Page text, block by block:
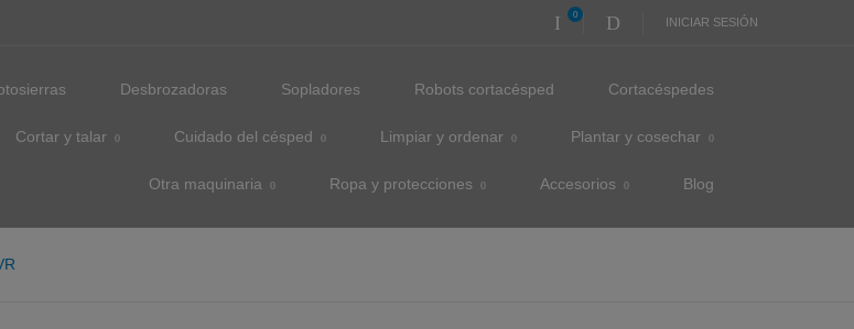
0
INICIAR SESIÓN
Desbrozadoras Sopladores Robots cortacésped Cortacéspedes
Cortar y talar Cuidado del césped Limpiar y ordenar Plantar y cosechar
Otra maquinaria Ropa y protecciones Accesorios Blog